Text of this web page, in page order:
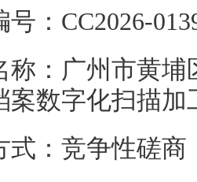
号：CC2026-
称：广州市黄埔
案数字化扫描加
式：竞争性磋商